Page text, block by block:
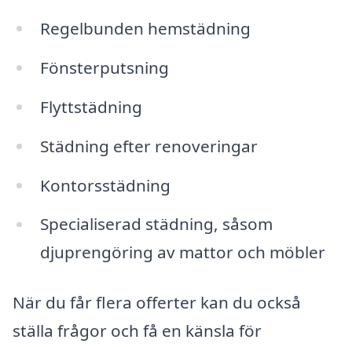
Regelbunden hemstädning
Fönsterputsning
Flyttstädning
Städning efter renoveringar
Kontorsstädning
Specialiserad städning, såsom
djuprengöring av mattor och möbler
När du får flera offerter kan du också
ställa frågor och få en känsla för